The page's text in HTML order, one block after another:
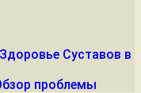
Суставов в
проблемы